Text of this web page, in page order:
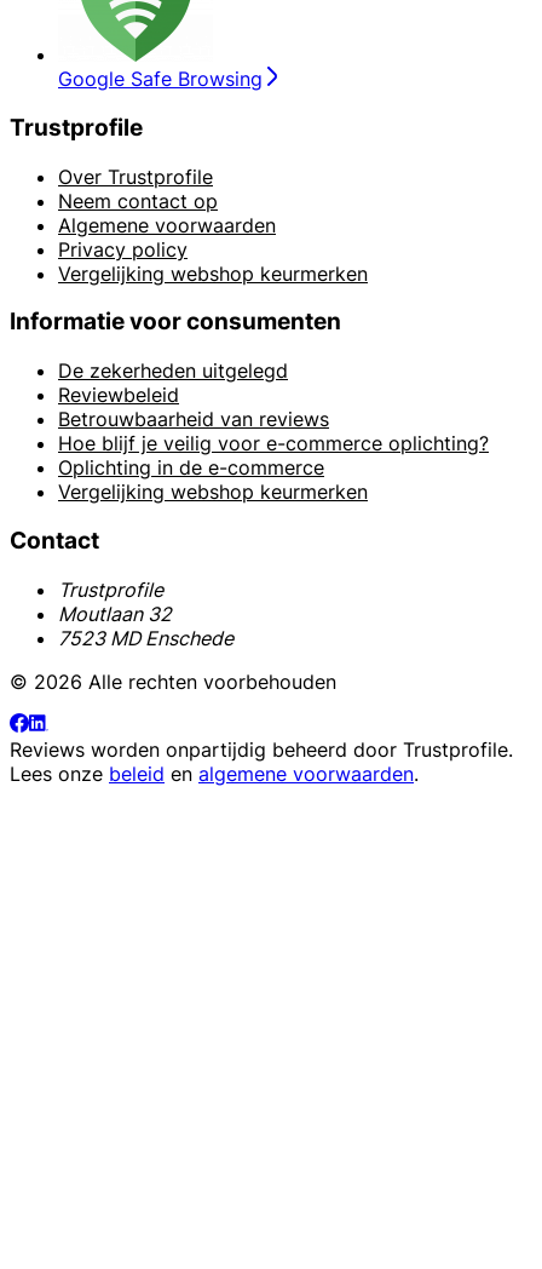
Google Safe Browsing
Trustprofile
Over Trustprofile
Neem contact op
Algemene voorwaarden
Privacy policy
Vergelijking webshop keurmerken
Informatie voor consumenten
De zekerheden uitgelegd
Reviewbeleid
Betrouwbaarheid van reviews
Hoe blijf je veilig voor e-commerce oplichting?
Oplichting in de e-commerce
Vergelijking webshop keurmerken
Contact
Trustprofile
Moutlaan 32
7523 MD Enschede
© 2026 Alle rechten voorbehouden
Reviews worden onpartijdig beheerd door Trustprofile.
Lees onze beleid en algemene voorwaarden.